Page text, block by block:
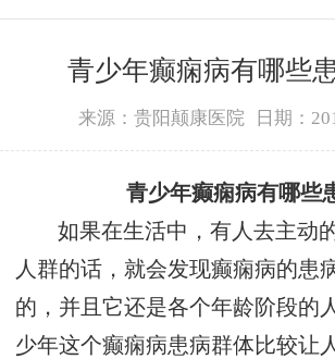
青少年癫痫病有哪些
来源：贵阳颠康医院 日期：
青少年癫痫病有哪些
如果在生活中，有人去主动
人群的话，就会发现癫痫病的患
的，并且它还是各个年龄阶段的
少年这个癫痫病患病群体比较让